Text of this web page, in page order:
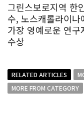
그린스보로지역 한
수, 노스캐롤라이나
가장 영예로운 연구
수상
RELATED ARTICLES
MORE FROM CATEGORY